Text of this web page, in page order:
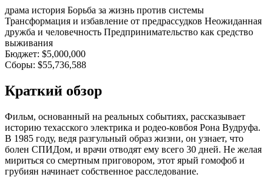
драма история Борьба за жизнь против системы
Трансформация и избавление от предрассудков Неожиданная
дружба и человечность Предпринимательство как средство
выживания
Бюджет: $5,000,000
Сборы: $55,736,588
Краткий обзор
Фильм, основанный на реальных событиях, рассказывает
историю техасского электрика и родео-ковбоя Рона Вудруфа.
В 1985 году, ведя разгульный образ жизни, он узнает, что
болен СПИДом, и врачи отводят ему всего 30 дней. Не желая
мириться со смертным приговором, этот ярый гомофоб и
грубиян начинает собственное расследование.